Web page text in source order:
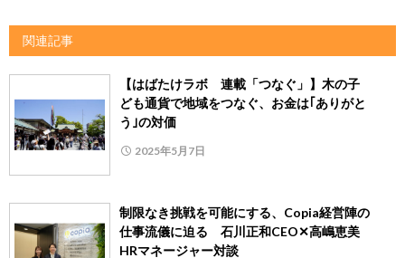
関連記事
【はばたけラボ 連載「つなぐ」】木の子
ども通貨で地域をつなぐ、お金は｢ありがと
う｣の対価
2025年5月7日
制限なき挑戦を可能にする、Copia経営陣の
仕事流儀に迫る 石川正和CEO✕高嶋恵美
HRマネージャー対談